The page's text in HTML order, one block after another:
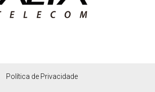
Política de Privacidade